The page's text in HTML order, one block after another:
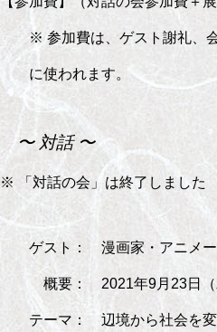
※ 参加費は、ゲスト謝礼、会
に使われます。
〜 対話 〜
※ 「対話の会」は終了しました
ゲスト： 漫画家・アニメー
概要： 2021年9月23日（木
テーマ： 辺境から社会を変